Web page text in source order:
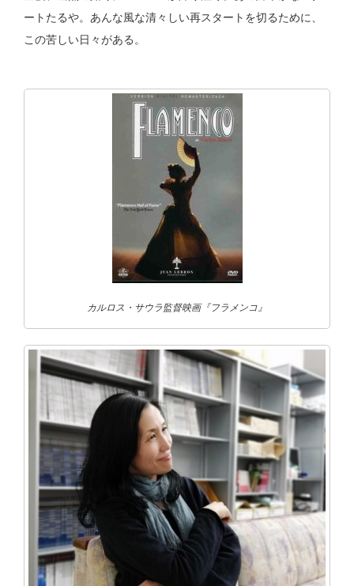
ートたるや。あんな風な清々しい再スタートを切るために、
この苦しい日々がある。
カルロス・サウラ監督映画『フラメンコ』